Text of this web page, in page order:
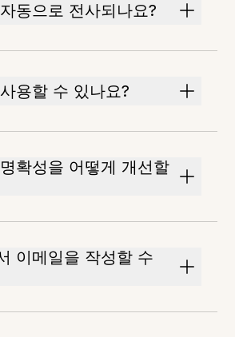
동으로 전사되나요?
용할 수 있나요?
확성을 어떻게 개선할
이메일을 작성할 수